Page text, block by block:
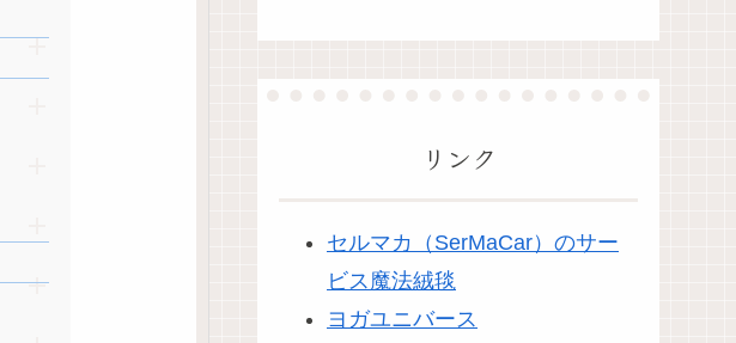
リンク
セルマカ（SerMaCar）のサー
ビス魔法絨毯
ヨガユニバース